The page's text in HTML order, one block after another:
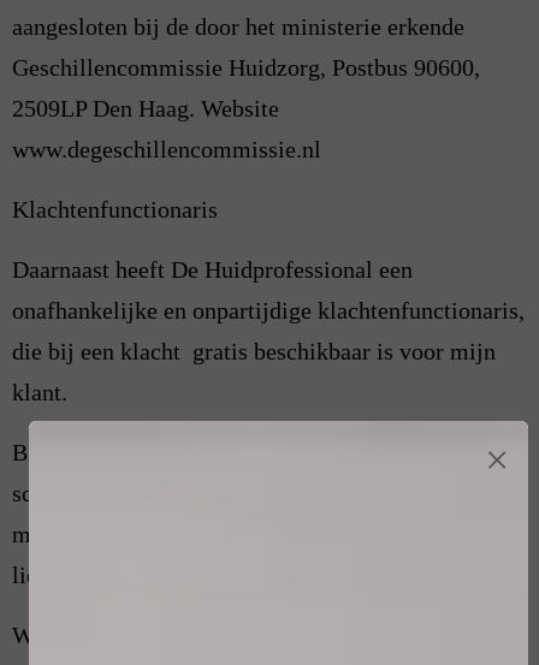
aangesloten bij de door het ministerie erkende
Geschillencommissie Huidzorg, Postbus 90600,
2509LP Den Haag. Website
www.degeschillencommissie.nl
Klachtenfunctionaris
Daarnaast heeft De Huidprofessional een
onafhankelijke en onpartijdige klachtenfunctionaris,
die bij een klacht gratis beschikbaar is voor mijn
klant.
Bij deze klachtenfunctionaris kan ik als
schoonheidsspecialist zelf en ook mijn klant terecht
met een klacht. Dit geldt uitsluitend gedurende mijn
lidmaatschap bij De Huidprofessional.
Wat doet de klachtenfunctionaris
×